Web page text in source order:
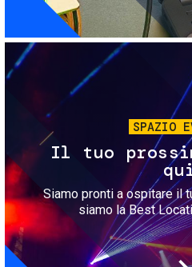
SPAZIO
Il tuo
Siamo pronti a ospitare il
siamo la Best